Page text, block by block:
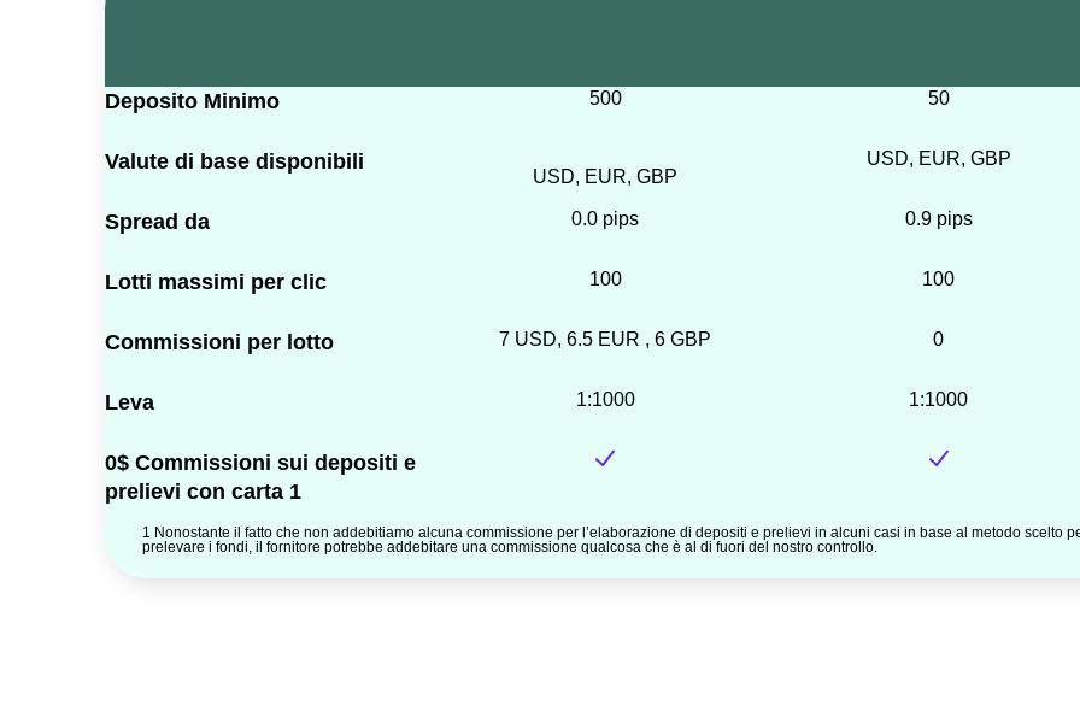
Deposito Minimo 500 50
Valute di base disponibili
USD, EUR, GBP
USD, EUR, GBP
Spread da 0.0 pips 0.9 pips
Lotti massimi per clic 100 100
Commissioni per lotto 7 USD, 6.5 EUR , 6 GBP 0
Leva 1:1000 1:1000
0$ Commissioni sui depositi e
prelievi con carta 1
1 Nonostante il fatto che non addebitiamo alcuna commissione per l’elaborazione di depositi e prelievi in alcuni casi in base al metodo scelto
prelevare i fondi, il fornitore potrebbe addebitare una commissione qualcosa che è al di fuori del nostro controllo.